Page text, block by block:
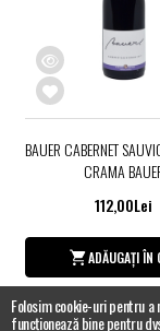
BAUER CABERNET
CRAMA
112,00Lei
ADĂUGAȚI ÎN
Folosim cookie-uri pentru
funcționează bine pentru